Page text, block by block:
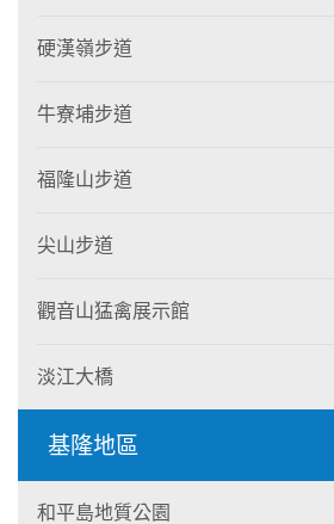
硬漢嶺步道
牛寮埔步道
福隆山步道
尖山步道
觀音山猛禽展示館
淡江大橋
基隆地區
和平島地質公園